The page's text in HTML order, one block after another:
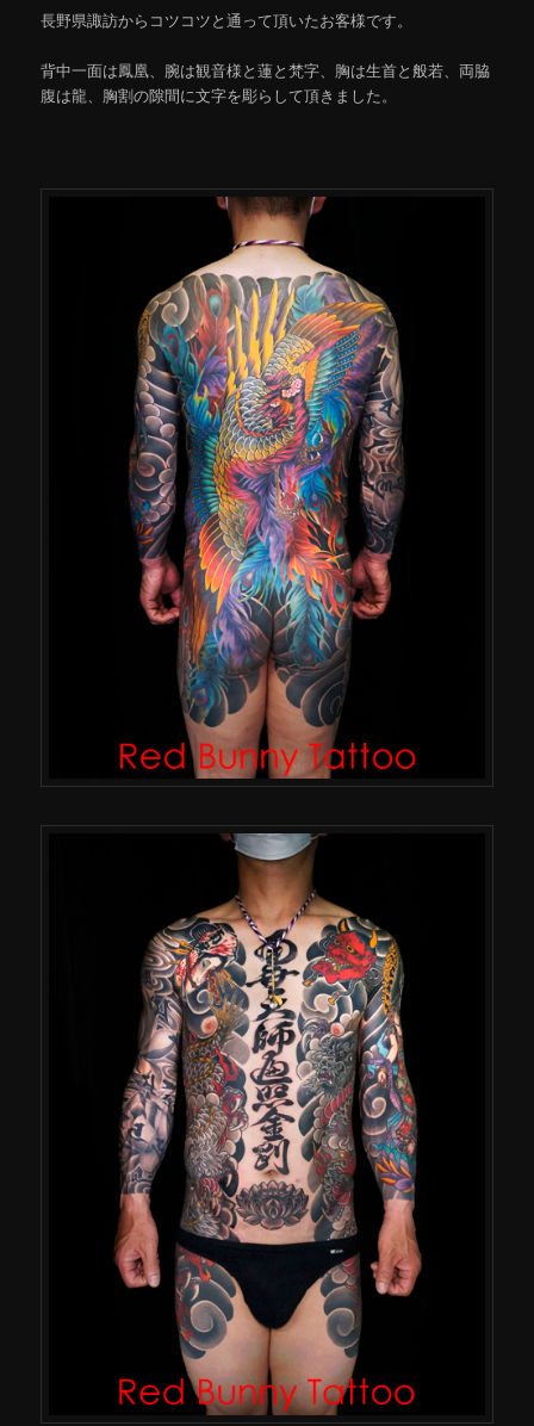
長野県諏訪からコツコツと通って頂いたお客様です。
背中一面は鳳凰、腕は観音様と蓮と梵字、胸は生首と般若、両脇
腹は龍、胸割の隙間に文字を彫らして頂きました。